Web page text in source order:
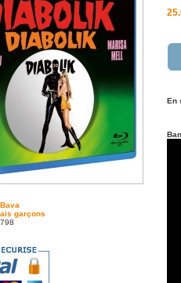
garçons
En